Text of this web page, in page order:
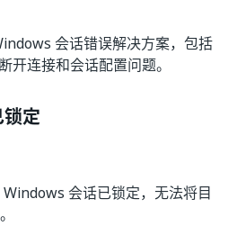
会话错误解决方案，包括
开连接和会话配置问题。
定
会话已锁定，无法将目